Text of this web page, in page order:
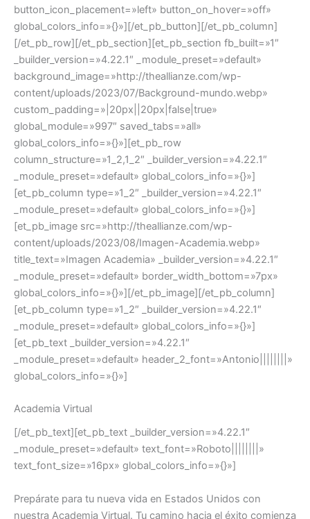
button_icon_placement=»left» button_on_hover=»off»
global_colors_info=»{}»][/et_pb_button][/et_pb_column]
[/et_pb_row][/et_pb_section][et_pb_section fb_built=»1″
_builder_version=»4.22.1″ _module_preset=»default»
background_image=»http://theallianze.com/wp-
content/uploads/2023/07/Background-mundo.webp»
custom_padding=»|20px||20px|false|true»
global_module=»997″ saved_tabs=»all»
global_colors_info=»{}»][et_pb_row
column_structure=»1_2,1_2″ _builder_version=»4.22.1″
_module_preset=»default» global_colors_info=»{}»]
[et_pb_column type=»1_2″ _builder_version=»4.22.1″
_module_preset=»default» global_colors_info=»{}»]
[et_pb_image src=»http://theallianze.com/wp-
content/uploads/2023/08/Imagen-Academia.webp»
title_text=»Imagen Academia» _builder_version=»4.22.1″
_module_preset=»default» border_width_bottom=»7px»
global_colors_info=»{}»][/et_pb_image][/et_pb_column]
[et_pb_column type=»1_2″ _builder_version=»4.22.1″
_module_preset=»default» global_colors_info=»{}»]
[et_pb_text _builder_version=»4.22.1″
_module_preset=»default» header_2_font=»Antonio||||||||»
global_colors_info=»{}»]
Academia Virtual
[/et_pb_text][et_pb_text _builder_version=»4.22.1″
_module_preset=»default» text_font=»Roboto||||||||»
text_font_size=»16px» global_colors_info=»{}»]
Prepárate para tu nueva vida en Estados Unidos con
nuestra Academia Virtual. Tu camino hacia el éxito comienza